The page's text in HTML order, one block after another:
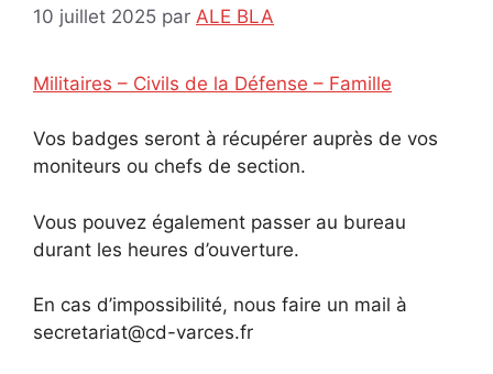
10 juillet 2025 par ALE BLA
Militaires – Civils de la Défense – Famille
Vos badges seront à récupérer auprès de vos
moniteurs ou chefs de section.
Vous pouvez également passer au bureau
durant les heures d’ouverture.
En cas d’impossibilité, nous faire un mail à
secretariat@cd-varces.fr